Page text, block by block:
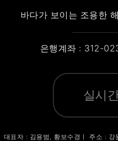
바다가 보이는 조용한
은행계좌 : 312-
실시
대표자 : 김용범, 황보수경ㅣ 주소 :